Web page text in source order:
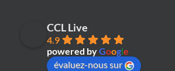
CCL Live
4.9
powered byGoogle
évaluez-nous sur